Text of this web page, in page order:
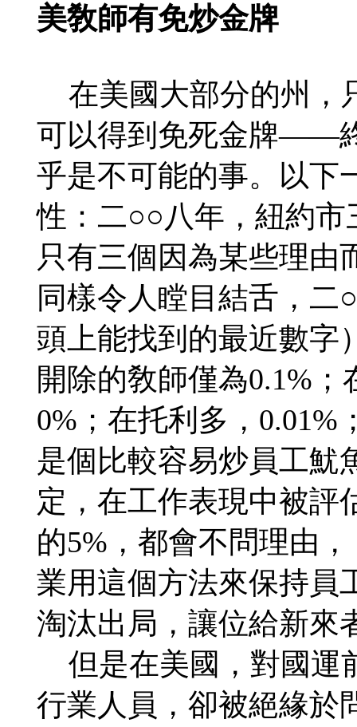
美敎師有免炒金牌
在美國大部分的州，
可以得到免死金牌——
乎是不可能的事。以下
性：二○○八年，紐約
只有三個因為某些理由
同樣令人瞠目結舌，
頭上能找到的最近數字
開除的敎師僅為0.1%
0%；在托利多，0.01%
是個比較容易炒員工魷
定，在工作表現中被
的5%，都會不問理由
業用這個方法來保持員
淘汰出局，讓位給新
但是在美國，對國運
行業人員，卻被絕緣於